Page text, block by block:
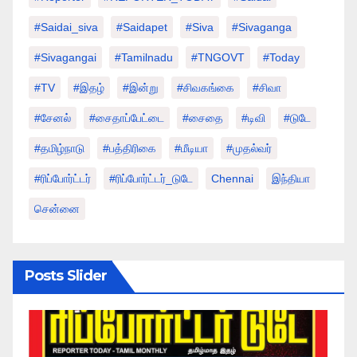
#saidai_siva #saidapet #Siva #Sivaganga
#sivagangai #tamilnadu #TNGOVT #today
#TV #இதழ் #இன்று #சிவகங்கை #சிவா
#சேனல் #சைதாப்பேட்டை #சைதை #டிவி #டுடே
#தமிழ்நாடு #பத்திரிகை #மீடியா #முதல்வர்
#ரிப்போர்ட்டர் #ரிப்போர்ட்டர்_டுடே Chennai இந்தியா
சென்னை
Posts Slider